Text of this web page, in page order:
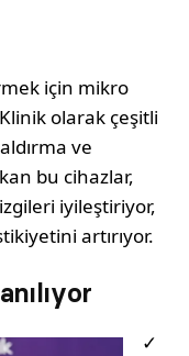
için mikro
olarak çeşitli
ve
bu cihazlar,
iyileştiriyor,
artırıyor.
✓